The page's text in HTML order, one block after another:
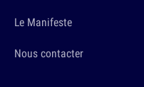
Le Manifeste
Nous contacter